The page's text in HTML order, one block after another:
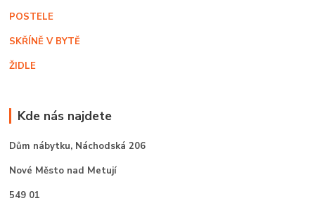
POSTELE
SKŘÍNĚ V BYTĚ
ŽIDLE
Kde nás najdete
Dům nábytku, Náchodská 206
Nové Město nad Metují
549 01